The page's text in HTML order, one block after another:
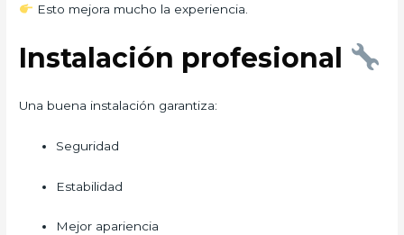
Esto mejora mucho la experiencia.
Instalación profesional
Una buena instalación garantiza:
Seguridad
Estabilidad
Mejor apariencia